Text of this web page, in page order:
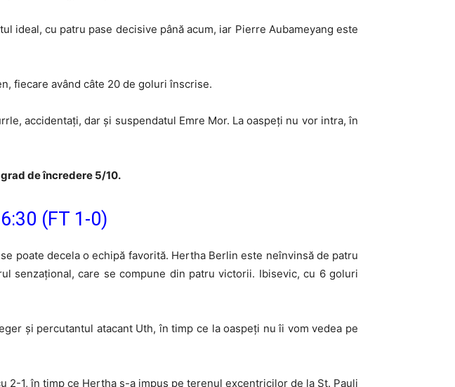
ideal, cu patru pase decisive până acum, iar Pierre Aubameyang este
fiecare având câte 20 de goluri înscrise.
accidentați, dar și suspendatul Emre Mor. La oaspeți nu vor intra, în
de încredere 5/10.
(FT 1-0)
poate decela o echipă favorită. Hertha Berlin este neînvinsă de patru
senzațional, care se compune din patru victorii. Ibisevic, cu 6 goluri
și percutantul atacant Uth, în timp ce la oaspeți nu îi vom vedea pe
2-1, în timp ce Hertha s-a impus pe terenul excentricilor de la St. Pauli